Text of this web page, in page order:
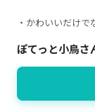
・かわいいだけで
ぽてっと小鳥さ